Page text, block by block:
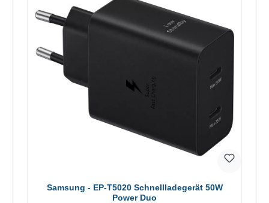
Samsung - EP-T5020 Schnellladegerät 50W
Power Duo